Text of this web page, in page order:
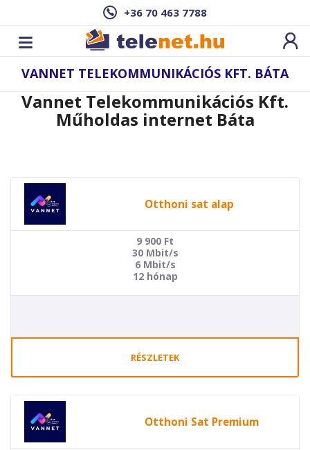
+36 70 463 7788
VANNET TELEKOMMUNIKÁCIÓS KFT. BÁTA
Vannet Telekommunikációs Kft.
Műholdas internet Báta
Otthoni sat alap
9 900 Ft
30 Mbit/s
6 Mbit/s
12 hónap
RÉSZLETEK
Otthoni Sat Premium